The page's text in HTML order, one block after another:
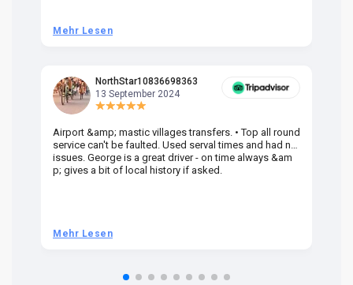
Mehr Lesen
NorthStar10836698363
13 September 2024
Airport &amp; mastic villages transfers. • Top all round
service can't be faulted. Used serval times and had no
issues. George is a great driver - on time always &am
p; gives a bit of local history if asked.
Mehr Lesen